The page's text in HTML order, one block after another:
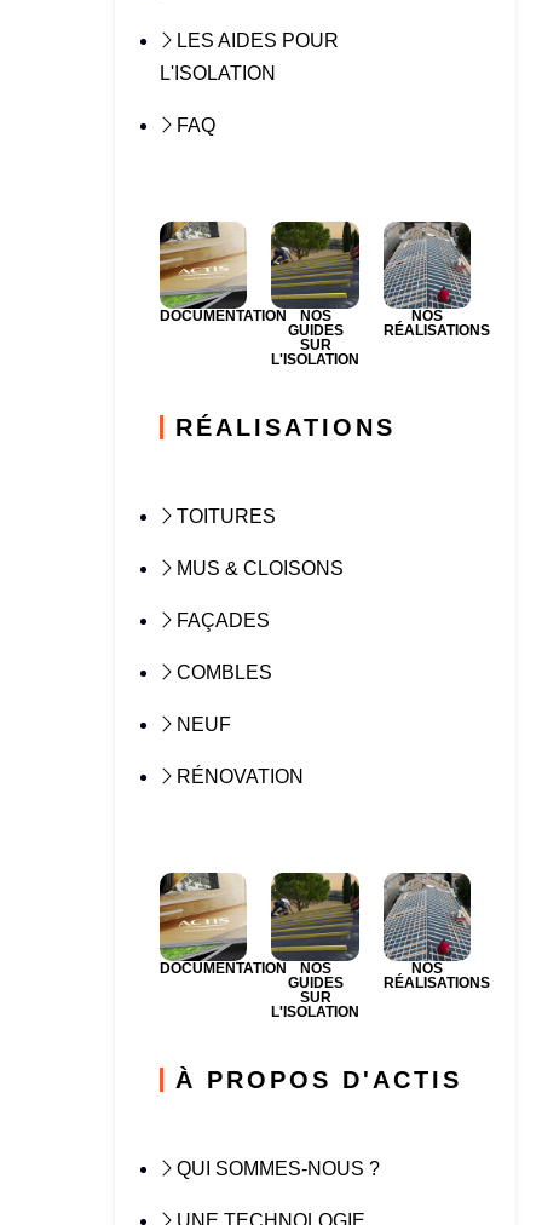
LES AIDES POUR
L'ISOLATION
FAQ
DOCUMENTATION
NOS
GUIDES
SUR
L'ISOLATION
NOS
RÉALISATIONS
RÉALISATIONS
TOITURES
MUS & CLOISONS
FAÇADES
COMBLES
NEUF
RÉNOVATION
DOCUMENTATION
NOS
GUIDES
SUR
L'ISOLATION
NOS
RÉALISATIONS
À PROPOS D'ACTIS
QUI SOMMES-NOUS ?
UNE TECHNOLOGIE